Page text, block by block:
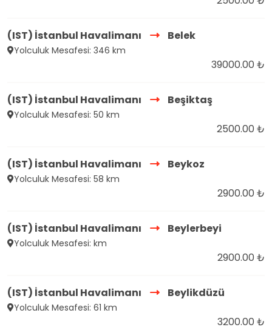
(IST) İstanbul Havalimanı Belek
Yolculuk Mesafesi: 346 km
39000.00 ₺
(IST) İstanbul Havalimanı Beşiktaş
Yolculuk Mesafesi: 50 km
2500.00 ₺
(IST) İstanbul Havalimanı Beykoz
Yolculuk Mesafesi: 58 km
2900.00 ₺
(IST) İstanbul Havalimanı Beylerbeyi
Yolculuk Mesafesi: km
2900.00 ₺
(IST) İstanbul Havalimanı Beylikdüzü
Yolculuk Mesafesi: 61 km
3200.00 ₺